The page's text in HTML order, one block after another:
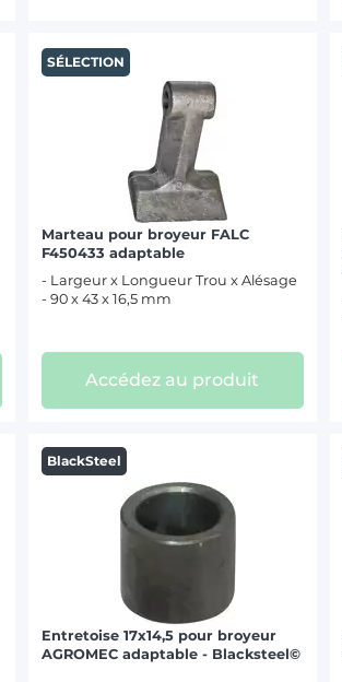
SÉLECTION
Marteau pour broyeur FALC
F450433 adaptable
- Largeur x Longueur Trou x Alésage
- 90 x 43 x 16,5 mm
Accédez au produit
BlackSteel
Entretoise 17x14,5 pour broyeur
AGROMEC adaptable - Blacksteel©